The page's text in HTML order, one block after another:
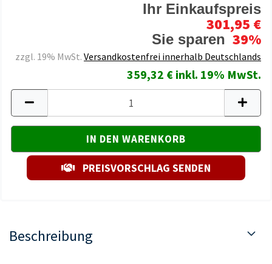
Ihr Einkaufspreis
301,95 €
Sie sparen 39%
zzgl. 19% MwSt. Versandkostenfrei innerhalb Deutschlands
359,32 € inkl. 19% MwSt.
PREISVORSCHLAG SENDEN
Beschreibung